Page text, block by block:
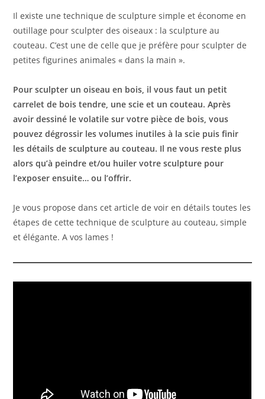
Il existe une technique de sculpture simple et économe en
outillage pour sculpter des oiseaux : la sculpture au
couteau. C’est une de celle que je préfère pour sculpter de
petites figurines animales « dans la main ».
Pour sculpter un oiseau en bois, il vous faut un petit
carrelet de bois tendre, une scie et un couteau. Après
avoir dessiné le volatile sur votre pièce de bois, vous
pouvez dégrossir les volumes inutiles à la scie puis finir
les détails de sculpture au couteau. Il ne vous reste plus
alors qu’à peindre et/ou huiler votre sculpture pour
l’exposer ensuite… ou l’offrir.
Je vous propose dans cet article de voir en détails toutes les
étapes de cette technique de sculpture au couteau, simple
et élégante. A vos lames !